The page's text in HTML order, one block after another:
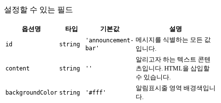
설정할 수 있는 필드
옵션명 타입 기본값 설명
id string
'announcement-
bar'
메시지를 식별하는 모든 값
입니다.
content string ''
알리고자 하는 텍스트 콘텐
츠입니다. HTML을 삽입할
수 있습니다.
backgroundColor string '#fff'
알림표시줄 영역 배경색입니
다.